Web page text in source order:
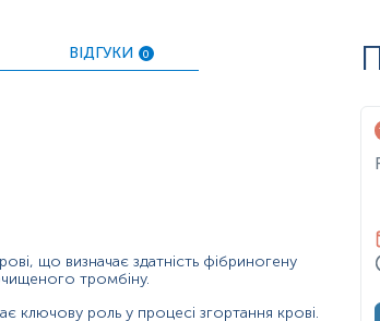
предиктором ішемічної хвороби
дисфібриногенемія,
згортання крові;
ВІДГУКИ 0
що визначає здатність фібриногену
тромбіну.
ключову роль у процесі згортання крові.